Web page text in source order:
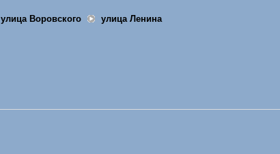
улица Воровского
улица Ленина